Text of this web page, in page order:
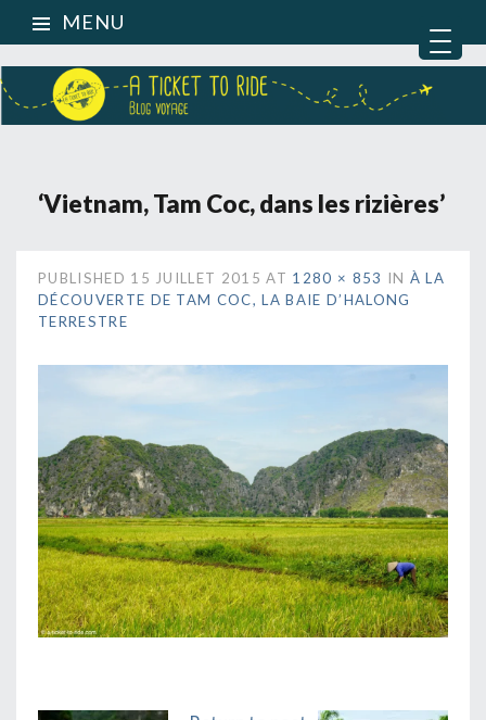
MENU
‘Vietnam, Tam Coc, dans les rizières’
PUBLISHED 15 JUILLET 2015 AT 1280 × 853 IN À LA
DÉCOUVERTE DE TAM COC, LA BAIE D’HALONG
TERRESTRE